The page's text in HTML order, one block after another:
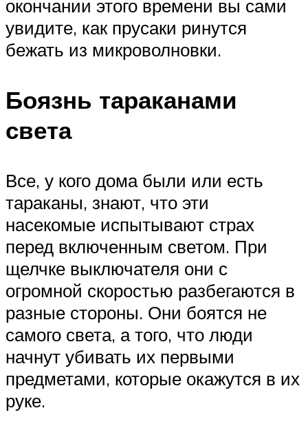
окончании этого времени вы сами
увидите, как прусаки ринутся
бежать из микроволновки.
Боязнь тараканами
света
Все, у кого дома были или есть
тараканы, знают, что эти
насекомые испытывают страх
перед включенным светом. При
щелчке выключателя они с
огромной скоростью разбегаются в
разные стороны. Они боятся не
самого света, а того, что люди
начнут убивать их первыми
предметами, которые окажутся в их
руке.